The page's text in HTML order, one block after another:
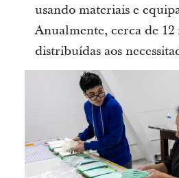
usando materiais e
Anualmente, cerca de 12
distribuídas aos